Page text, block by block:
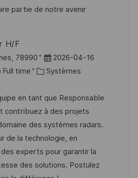
g
e
e
partie de notre avenir
H/F
78990
D
a
e
d
’
a
f
f
2026-04-16
Full time
C
t
é
g
o
r
i
Systèmes
en tant que Responsable
contribuez à des projets
des systèmes radars.
de la technologie, en
experts pour garantir la
des solutions. Postulez